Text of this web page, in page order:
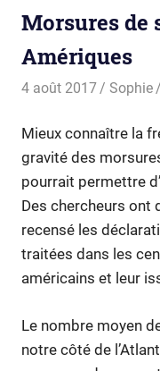
Morsures de
Amériques
4 août 2017 Sophie
Mieux connaître la
gravité des
pourrait permettre
Des chercheurs ont
recensé les
traitées dans les
américains et leur
Le nombre moyen
notre côté de